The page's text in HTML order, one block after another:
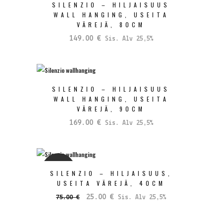
SILENZIO – HILJAISUUS
WALL HANGING, USEITA
VÄREJÄ, 80CM
149.00 € Sis. Alv 25,5%
SILENZIO – HILJAISUUS
WALL HANGING, USEITA
VÄREJÄ, 90CM
169.00 € Sis. Alv 25,5%
SALE
SILENZIO – HILJAISUUS,
USEITA VÄREJÄ, 40CM
75.00€
Alkuperäinen
25.00 €Nykyinen
Sis. Alv 25,5%